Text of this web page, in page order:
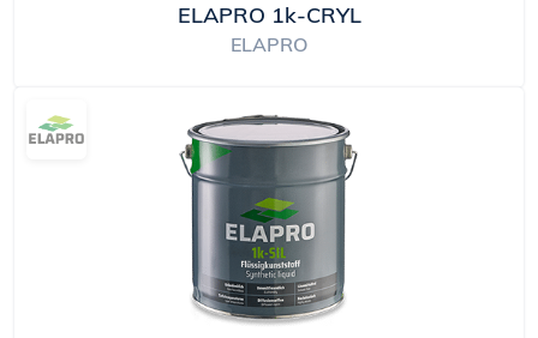
ELAPRO 1k-CRYL
ELAPRO